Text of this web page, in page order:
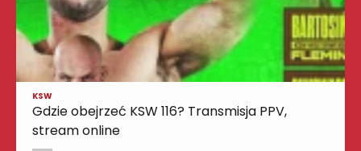
KSW
Gdzie obejrzeć KSW 116? Transmisja PPV,
stream online